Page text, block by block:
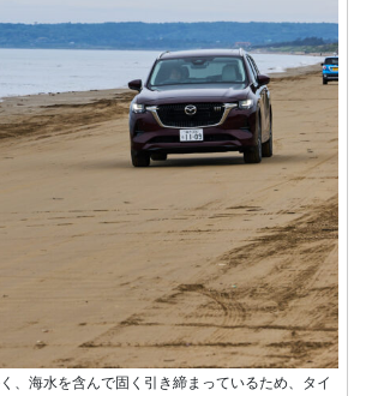
、海水を含んで固く引き締まっているため、タイ